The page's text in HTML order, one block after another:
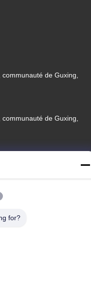
de Guxing,
de Guxing,
d'aluminium de bande
for?